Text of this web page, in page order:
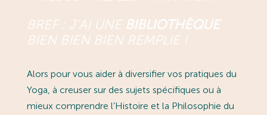
BREF : J’AI UNE BIBLIOTHÈQUE
BIEN BIEN BIEN REMPLIE !
Alors pour vous aider à diversifier vos pratiques du
Yoga, à creuser sur des sujets spécifiques ou à
mieux comprendre l’Histoire et la Philosophie du